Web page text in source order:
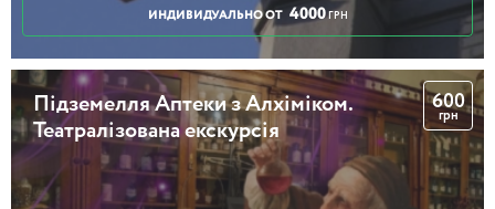
ИНДИВИДУАЛЬНО ОТ 4000 ГРН
Підземелля Аптеки з Алхіміком.
Театралізована екскурсія
600
грн